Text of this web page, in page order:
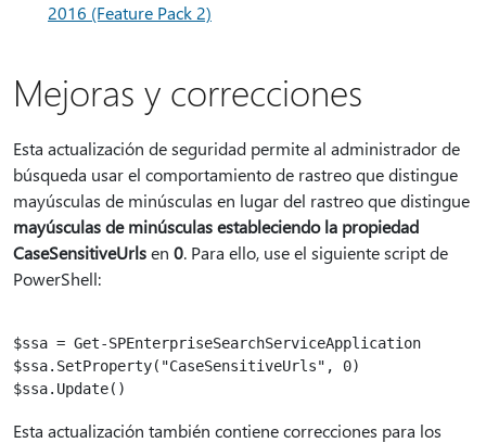
2016 (Feature Pack 2)
Mejoras y correcciones
Esta actualización de seguridad permite al administrador de
búsqueda usar el comportamiento de rastreo que distingue
mayúsculas de minúsculas en lugar del rastreo que distingue
mayúsculas de minúsculas estableciendo la propiedad
CaseSensitiveUrlsen 0. Para ello, use el siguiente script de
PowerShell:
$ssa = Get-SPEnterpriseSearchServiceApplication
$ssa.SetProperty("CaseSensitiveUrls", 0)
Esta actualización también contiene correcciones para los